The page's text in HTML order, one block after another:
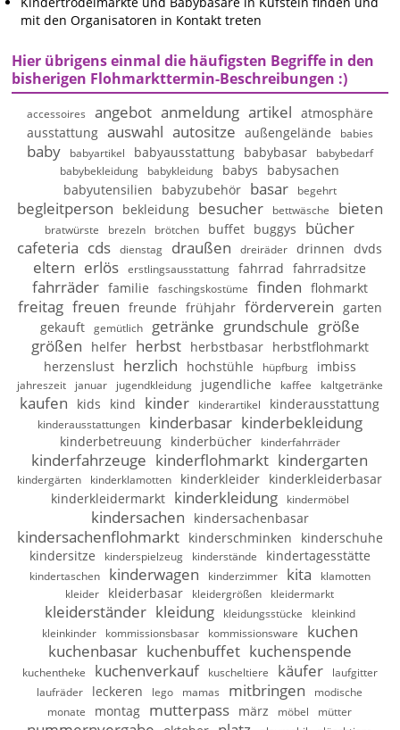
mit den Organisatoren in Kontakt treten
Hier übrigens einmal die häufigsten Begriffe in den
bisherigen Flohmarkttermin-Beschreibungen :)
accessoires angebot anmeldung artikel atmosphäre
ausstattung auswahl autositze außengelände babies
baby babyartikel babyausstattung babybasar
babybedarf
babybekleidung
babykleidung babys
babysachen
babyutensilien
babyzubehör basar begehrt
begleitperson bekleidung besucher bettwäsche bieten
bratwürste brezeln brötchen buffet buggys
bücher
cafeteria cds dienstag draußen dreiräder drinnen dvds
eltern erlös erstlingsausstattung fahrrad fahrradsitze
fahrräder familie faschingskostüme finden flohmarkt
freitag freuen freunde frühjahr förderverein garten
gekauft
gemütlich getränke grundschule größe
größen
helfer herbst herbstbasar herbstflohmarkt
herzenslust herzlich hochstühle hüpfburg imbiss
jahreszeit januar jugendkleidung jugendliche kaffee kaltgetränke
kaufen kids kind kinder kinderartikel kinderausstattung
kinderausstattungen kinderbasar kinderbekleidung
kinderbetreuung kinderbücher kinderfahrräder
kinderfahrzeuge kinderflohmarkt kindergarten
kindergärten kinderklamotten kinderkleider kinderkleiderbasar
kinderkleidermarkt kinderkleidung kindermöbel
kindersachen kindersachenbasar
kindersachenflohmarkt kinderschminken
kinderschuhe
kindersitze
kinderspielzeug kinderstände kindertagesstätte
kindertaschen kinderwagen kinderzimmer kita
klamotten
kleider
kleiderbasar kleidergrößen kleidermarkt
kleiderständer kleidung kleidungsstücke
kleinkind
kleinkinder
kommissionsbasar kommissionsware
kuchen
kuchenbasar kuchenbuffet kuchenspende
kuchentheke kuchenverkauf kuscheltiere käufer
laufgitter
laufräder
leckeren lego mamas mitbringen
modische
monate
montag mutterpass märz möbel mütter